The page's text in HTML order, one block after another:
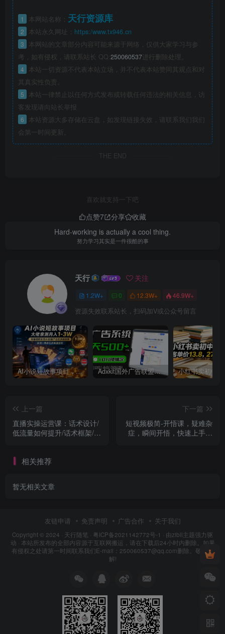
1 本网站名称： 天行资源库
2 本站永久网址： https:/www.tx946.cn
3
本网站的文章部分内容可能来源于网络，仅供大家学习与参
考，如有侵权，请联系站长 QQ:250060537进行删除处理。
4
本站一切资源不代表本站立场，并不代表本站赞同其观点和对
其真实性负责。
5
本站一律禁止以任何方式发布或转载任何违法的相关信息，访
客发现请向站长举报
6
本站资源大多存储在云盘，如发现链接失效，请联系我们我们
会第一时间更新。
THE END
喜欢就支持一下吧
点赞7 分享
收藏
Hard-working is actually a cool thing.
努力学习其实是一件很酷的事
天行 关注
1.2W+ 0 12.3W+ 46.9W+
资源失效联系站长，扫码加V或公众号留言
AI小说短故事项目，大佬亲测月入1-3W，零基础教你用AI批量产出优质短故事，实现一稿多吃多渠道变现 Adxkit国外广告联盟系统，一天上500+广告，让你的投放更加高效简单！
上一篇
直播实操运营课：话术设计/
低流量如何提升/话术框架/全
下一篇
短视频极简-开悟课，疑难杂
症，瞬间开悟，快速上手必
相关推荐
暂无相关文章
友链申请 免责声明 广告合作 关于我们
Copyright © 2024 · 天行随笔 · 粤ICP备2021142772号-1 · 由zibll主题强力驱
动 · 本站所发布的全部内容源于互联网搬运，请在下载后24小时内删除。如果
有侵权之处请第一时间联系我们E-mail：250060537@qq.com删除。敬请谅
解!